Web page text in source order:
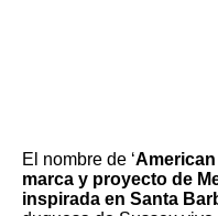
El nombre de ‘American
marca y proyecto de
inspirada en Santa